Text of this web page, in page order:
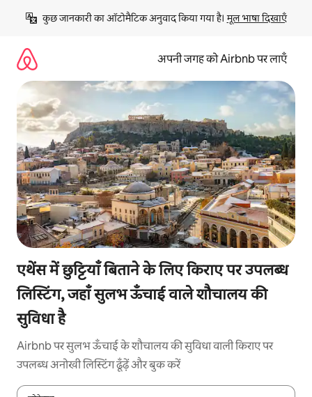
छोड़कर
कॉन्टेंट
कुछ जानकारी का ऑटोमैटिक अनुवाद किया गया है। मूल भाषा दिखाएँ
अपनी जगह को Airbnb पर लाएँ
एथेंस में छुट्टियाँ बिताने के लिए किराए पर उपलब्ध
लिस्टिंग, जहाँ सुलभ ऊँचाई वाले शौचालय की
सुविधा है
Airbnb पर सुलभ ऊँचाई के शौचालय की सुविधा वाली किराए पर
उपलब्ध अनोखी लिस्टिंग ढूँढ़ें और बुक करें